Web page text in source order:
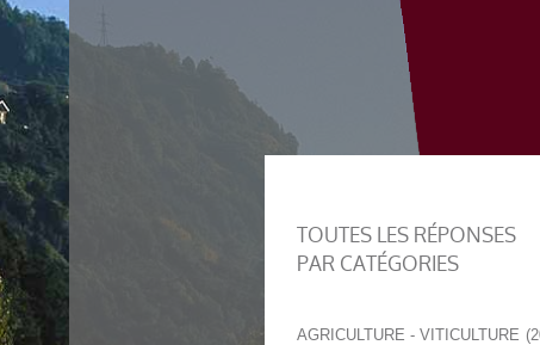
TOUTES LES RÉPONSES
PAR CATÉGORIES
AGRICULTURE - VITICULTURE